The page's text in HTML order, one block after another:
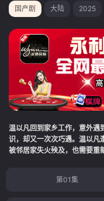
国产剧 大陆 2025
温以凡回到家乡工作，意外遇
识，却又一次次巧遇。温以凡
被邻居家失火殃及，也需要重
第01集